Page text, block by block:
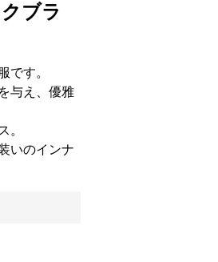
ブラ
です。
与え、優雅
。
いのインナ